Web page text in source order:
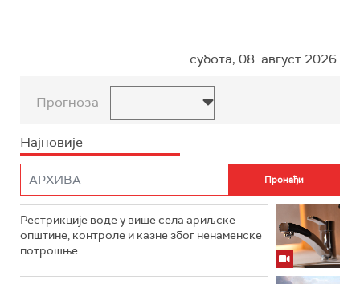
субота, 08. август 2026.
Прогноза
Најновије
Рестрикције воде у више села ариљске
општине, контроле и казне због ненаменске
потрошње